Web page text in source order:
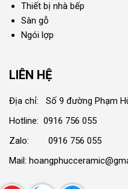
Thiết bị nhà bếp
Sàn gỗ
Ngói lợp
LIÊN HỆ
Địa chỉ: Số 9 đường Phạm
Hotline: 0916 756 055
Zalo: 0916 756 055
Mail: